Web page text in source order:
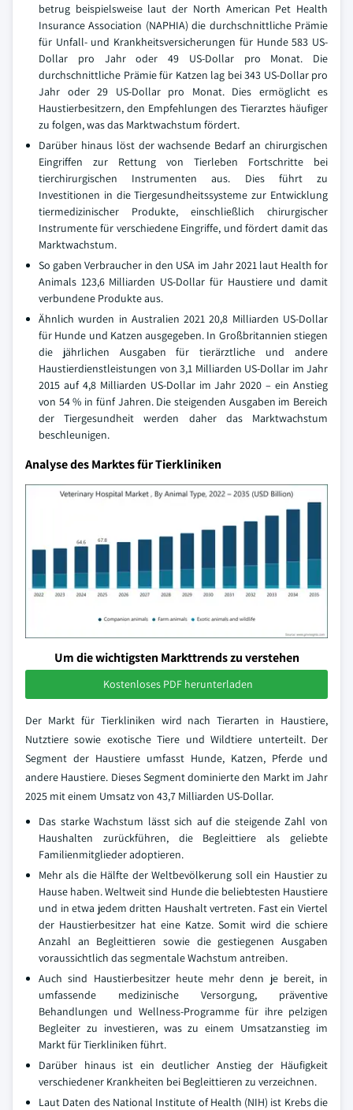
betrug beispielsweise laut der North American Pet Health
Insurance Association (NAPHIA) die durchschnittliche Prämie
für Unfall- und Krankheitsversicherungen für Hunde 583 US-
Dollar pro Jahr oder 49 US-Dollar pro Monat. Die
durchschnittliche Prämie für Katzen lag bei 343 US-Dollar pro
Jahr oder 29 US-Dollar pro Monat. Dies ermöglicht es
Haustierbesitzern, den Empfehlungen des Tierarztes häufiger
zu folgen, was das Marktwachstum fördert.
Darüber hinaus löst der wachsende Bedarf an chirurgischen
Eingriffen zur Rettung von Tierleben Fortschritte bei
tierchirurgischen Instrumenten aus. Dies führt zu
Investitionen in die Tiergesundheitssysteme zur Entwicklung
tiermedizinischer Produkte, einschließlich chirurgischer
Instrumente für verschiedene Eingriffe, und fördert damit das
Marktwachstum.
So gaben Verbraucher in den USA im Jahr 2021 laut Health for
Animals 123,6 Milliarden US-Dollar für Haustiere und damit
verbundene Produkte aus.
Ähnlich wurden in Australien 2021 20,8 Milliarden US-Dollar
für Hunde und Katzen ausgegeben. In Großbritannien stiegen
die jährlichen Ausgaben für tierärztliche und andere
Haustierdienstleistungen von 3,1 Milliarden US-Dollar im Jahr
2015 auf 4,8 Milliarden US-Dollar im Jahr 2020 – ein Anstieg
von 54 % in fünf Jahren. Die steigenden Ausgaben im Bereich
der Tiergesundheit werden daher das Marktwachstum
beschleunigen.
Analyse des Marktes für Tierkliniken
Um die wichtigsten Markttrends zu verstehen
Kostenloses PDF herunterladen
Der Markt für Tierkliniken wird nach Tierarten in Haustiere,
Nutztiere sowie exotische Tiere und Wildtiere unterteilt. Der
Segment der Haustiere umfasst Hunde, Katzen, Pferde und
andere Haustiere. Dieses Segment dominierte den Markt im Jahr
2025 mit einem Umsatz von 43,7 Milliarden US-Dollar.
Das starke Wachstum lässt sich auf die steigende Zahl von
Haushalten zurückführen, die Begleittiere als geliebte
Familienmitglieder adoptieren.
Mehr als die Hälfte der Weltbevölkerung soll ein Haustier zu
Hause haben. Weltweit sind Hunde die beliebtesten Haustiere
und in etwa jedem dritten Haushalt vertreten. Fast ein Viertel
der Haustierbesitzer hat eine Katze. Somit wird die schiere
Anzahl an Begleittieren sowie die gestiegenen Ausgaben
voraussichtlich das segmentale Wachstum antreiben.
Auch sind Haustierbesitzer heute mehr denn je bereit, in
umfassende medizinische Versorgung, präventive
Behandlungen und Wellness-Programme für ihre pelzigen
Begleiter zu investieren, was zu einem Umsatzanstieg im
Markt für Tierkliniken führt.
Darüber hinaus ist ein deutlicher Anstieg der Häufigkeit
verschiedener Krankheiten bei Begleittieren zu verzeichnen.
Laut Daten des National Institute of Health (NIH) ist Krebs die